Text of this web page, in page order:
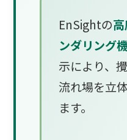
EnSightの
ンダリング
示により、
流れ場を立
ます。